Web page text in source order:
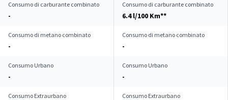
Consumo di carburante combinato
-
Consumo di carburante combinato
6.4 l/100 Km**
Consumo di metano combinato
-
Consumo di metano combinato
-
Consumo Urbano
-
Consumo Urbano
-
Consumo Extraurbano Consumo Extraurbano